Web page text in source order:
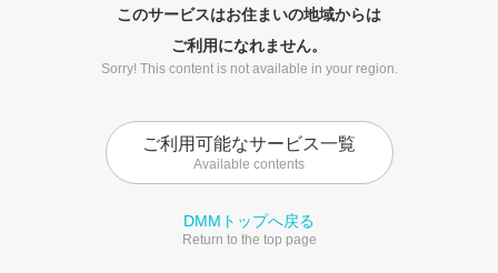
このサービスはお住まいの地域からは
ご利用になれません。
Sorry! This content is not available in your region.
ご利用可能なサービス一覧
Available contents
DMMトップへ戻る
Return to the top page